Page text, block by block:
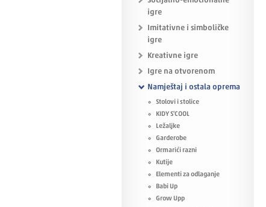
igre
Imitativne i simboličke
igre
Kreativne igre
Igre na otvorenom
Namještaj i ostala oprema
Stolovi i stolice
KIDY S'COOL
Ležaljke
Garderobe
Ormarići razni
Kutije
Elementi za odlaganje
Babi Up
Grow Upp